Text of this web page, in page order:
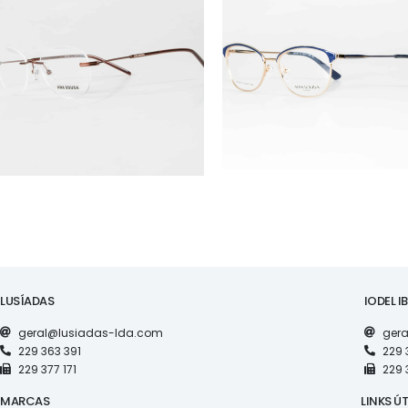
AS1161
LUSÍADAS
geral@lusiadas-lda.com
229 363 391
229 377 171
IODEL
229
229
MARCAS LINKS